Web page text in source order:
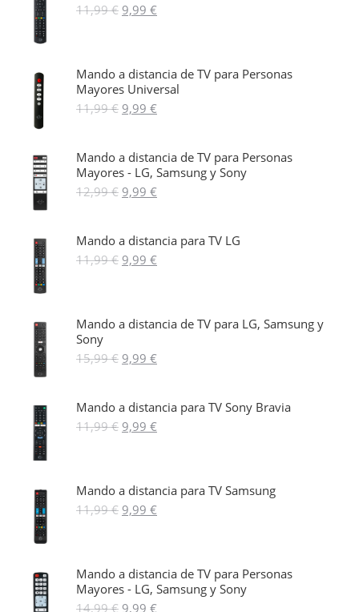
11,99€ El
11,99 €.
9,99 €
9,99 €.
Mando a distancia de TV para Personas
Mayores Universal
11,99€ El
era:
11,99 €.
9,99 €
es:
9,99 €.
Mando a distancia de TV para Personas
Mayores - LG, Samsung y Sony
12,99€ El
era:
12,99 €.
9,99 €
es:
9,99 €.
Mando a distancia para TV LG
11,99€ El
11,99 €.
9,99 €
9,99 €.
Mando a distancia de TV para LG, Samsung y
Sony
15,99€ El
era:
15,99 €.
9,99 €
es:
9,99 €.
Mando a distancia para TV Sony Bravia
11,99€ El
11,99 €.
9,99 €
9,99 €.
Mando a distancia para TV Samsung
11,99€ El
11,99 €.
9,99 €
9,99 €.
Mando a distancia de TV para Personas
Mayores - LG, Samsung y Sony
14,99€ El
9,99 €